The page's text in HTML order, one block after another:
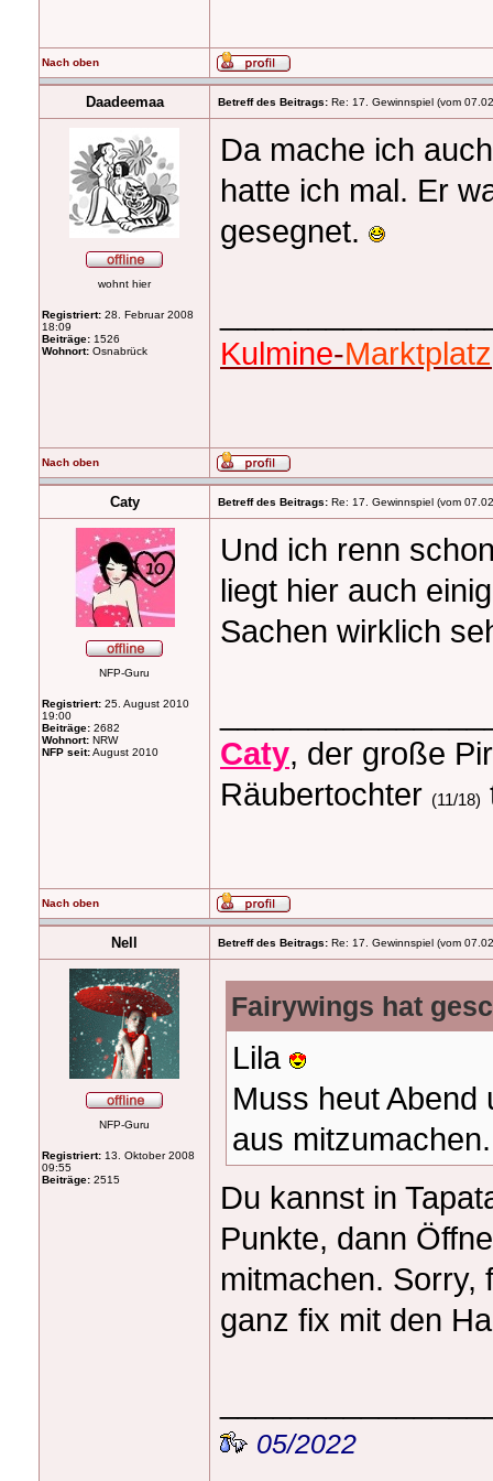
Nach oben
Daadeemaa Betreff des Beitrags: Re: 17. Gewinnspiel (vom
wohnt hier
Registriert: 28. Februar 2008
18:09
Beiträge: 1526
Wohnort: Osnabrück
Da mache ich
hatte ich mal. Er
gesegnet.
Kulmine-Marktplatz
Nach oben
Caty Betreff des Beitrags: Re: 17. Gewinnspiel (vom
NFP-Guru
Registriert: 25. August 2010
19:00
Beiträge: 2682
Wohnort: NRW
NFP seit:August 2010
Und ich renn
liegt hier auch
Sachen wirklich
Caty, der große
Räubertochter (11/18)
Nach oben
Nell Betreff des Beitrags: Re: 17. Gewinnspiel (vom
NFP-Guru
Registriert: 13. Oktober 2008
09:55
Beiträge: 2515
Fairywings hat
Lila
Muss heut
aus
Du kannst in
Punkte, dann
mitmachen. Sorry,
ganz fix mit den
05/2022